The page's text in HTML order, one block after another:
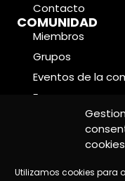
cookies
Utilizamos cookies para
Contacto
COMUNIDAD
Miembros
Grupos
Eventos de la
Foros
CONDICIONES
Política de
Política de
Aviso legal